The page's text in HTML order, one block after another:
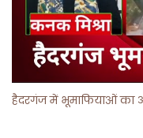
हैदरगंज में भूमाफियाओं